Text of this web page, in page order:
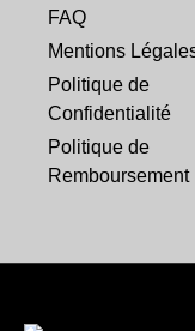
FAQ
Mentions
Politique de
Confidentialité
Politique de
Remboursement